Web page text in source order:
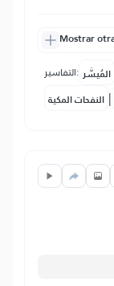
Mostrar
التفاسير: المُيسَّر
النفحات المكية |